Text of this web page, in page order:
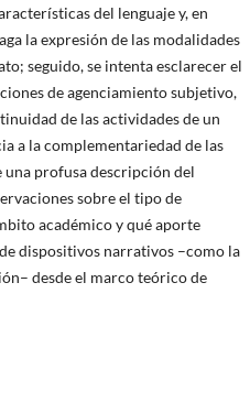
del lenguaje y, en
la expresión de las modalidades
seguido, se intenta esclarecer el
de agenciamiento subjetivo,
de las actividades de un
a la complementariedad de las
una profusa descripción del
sobre el tipo de
académico y qué aporte
dispositivos narrativos –como la
desde el marco teórico de